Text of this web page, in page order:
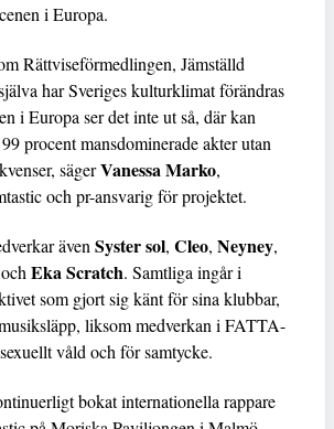
i Europa.
Rättviseförmedlingen, Jämställd
har Sveriges kulturklimat förändras
i Europa ser det inte ut så, där kan
procent mansdominerade akter utan
sägerVanessa Marko,
och pr-ansvarig för projektet.
även Syster sol, Cleo, Neyney,
och Eka Scratch. Samtliga ingår i
som gjort sig känt för sina klubbar,
liksom medverkan i FATTA-
våld och för samtycke.
bokat internationella rappare